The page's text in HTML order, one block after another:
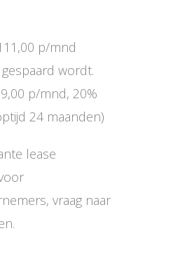
p/mnd
wordt.
p/mnd, 20%
24 maanden)
lease
vraag naar